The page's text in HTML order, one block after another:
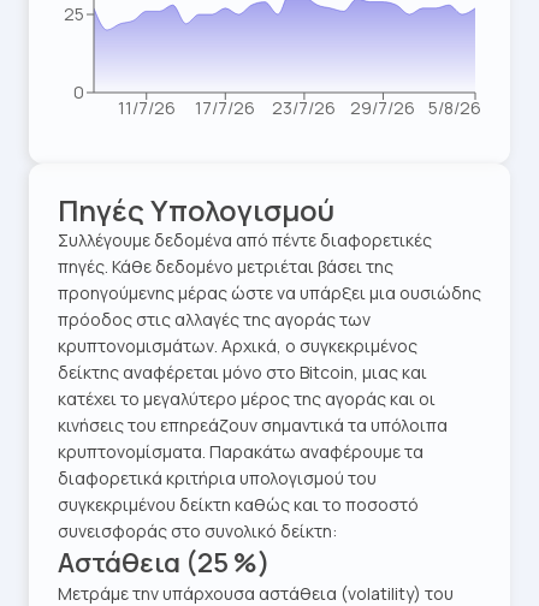
11/7/26 17/7/26 23/7/26 29/7/26 5/8/26
0
25
Πηγές Υπολογισμού
Συλλέγουμε δεδομένα από πέντε διαφορετικές
πηγές. Κάθε δεδομένο μετριέται βάσει της
προηγούμενης μέρας ώστε να υπάρξει μια ουσιώδης
πρόοδος στις αλλαγές της αγοράς των
κρυπτονομισμάτων. Αρχικά, ο συγκεκριμένος
δείκτης αναφέρεται μόνο στο Bitcoin, μιας και
κατέχει το μεγαλύτερο μέρος της αγοράς και οι
κινήσεις του επηρεάζουν σημαντικά τα υπόλοιπα
κρυπτονομίσματα. Παρακάτω αναφέρουμε τα
διαφορετικά κριτήρια υπολογισμού του
συγκεκριμένου δείκτη καθώς και το ποσοστό
συνεισφοράς στο συνολικό δείκτη:
Αστάθεια (25 %)
Μετράμε την υπάρχουσα αστάθεια (volatility) του